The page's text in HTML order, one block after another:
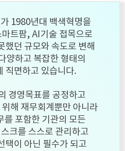
1980년대 백색혁명을
트팜, AI기술 접목으로
했던 규모와 속도로 변해
양하고 복잡한 형태의
직면하고 있습니다.
경영목표를 공정하고
해 재무회계뿐만 아니라
를 포함한 기관의 모든
크를 스스로 관리하고
택이 아닌 필수가 되고